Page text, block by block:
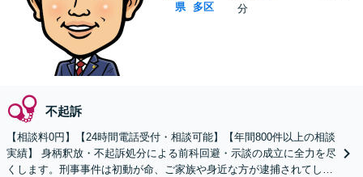
県
多区
分
不起訴
【相談料0円】【24時間電話受付・相談可能】【年間800件以上の相談
実績】 身柄釈放・不起訴処分による前科回避・示談の成立に全力を尽
くします。刑事事件は初動が命、ご家族や身近な方が逮捕されてしま